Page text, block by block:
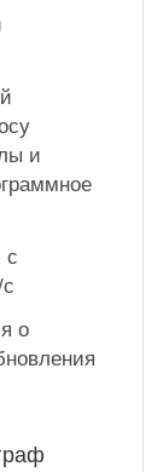
и
с
о